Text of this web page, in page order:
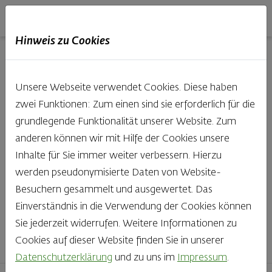
Backstube entdecken
Was gibt es Schöneres, als bei Brot & Gebäck die Qual
der Wahl zu haben? Noch dazu, wenn so großer Wert
auf den kleinen, feinen Unterschied gelegt wird, wie bei
Haubis. Beste Zutaten und Handwerk, das seinen
Namen auch verdient – das schmeckt man einfach!
Finden Sie Ihr Lieblingsprodukt
Hinweis zu Cookies
Unsere Webseite verwendet Cookies. Diese haben
zwei Funktionen: Zum einen sind sie erforderlich für die
grundlegende Funktionalität unserer Website. Zum
anderen können wir mit Hilfe der Cookies unsere
Inhalte für Sie immer weiter verbessern. Hierzu
werden pseudonymisierte Daten von Website-
Besuchern gesammelt und ausgewertet. Das
Einverständnis in die Verwendung der Cookies können
Sie jederzeit widerrufen. Weitere Informationen zu
Cookies auf dieser Website finden Sie in unserer
Datenschutzerklärung und zu uns im Impressum.